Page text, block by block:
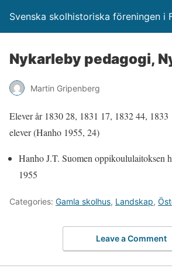
Svenska skolhistoriska föreningen i
Nykarleby pedagogi,
Martin Gripenberg
Elever år 1830 28, 1831 17, 1832 44,
elever (Hanho 1955, 24)
Hanho J.T. Suomen oppikoululaitoksen
1955
Categories: Gamla skolhus, Landskap,
Leave a Comment